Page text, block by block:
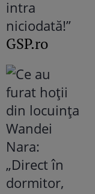
GSP.ro